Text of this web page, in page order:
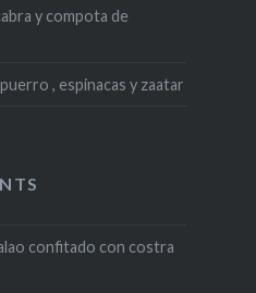
y compota de
, espinacas y zaatar
confitado con costra